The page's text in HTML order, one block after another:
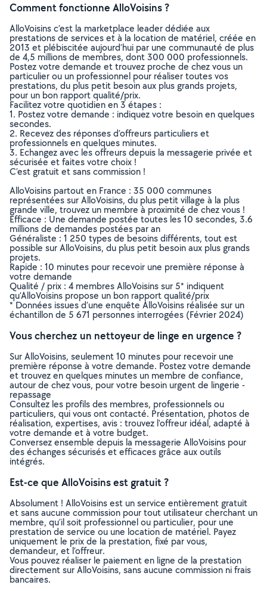
Comment fonctionne AlloVoisins ?
AlloVoisins c’est la marketplace leader dédiée aux
prestations de services et à la location de matériel, créée en
2013 et plébiscitée aujourd’hui par une communauté de plus
de 4,5 millions de membres, dont 300 000 professionnels.
Postez votre demande et trouvez proche de chez vous un
particulier ou un professionnel pour réaliser toutes vos
prestations, du plus petit besoin aux plus grands projets,
pour un bon rapport qualité/prix.
Facilitez votre quotidien en 3 étapes :
1. Postez votre demande : indiquez votre besoin en quelques
secondes.
2. Recevez des réponses d’offreurs particuliers et
professionnels en quelques minutes.
3. Echangez avec les offreurs depuis la messagerie privée et
sécurisée et faites votre choix !
C’est gratuit et sans commission !
AlloVoisins partout en France : 35 000 communes
représentées sur AlloVoisins, du plus petit village à la plus
grande ville, trouvez un membre à proximité de chez vous !
Efficace : Une demande postée toutes les 10 secondes, 3.6
millions de demandes postées par an
Généraliste : 1 250 types de besoins différents, tout est
possible sur AlloVoisins, du plus petit besoin aux plus grands
projets.
Rapide : 10 minutes pour recevoir une première réponse à
votre demande
Qualité / prix : 4 membres AlloVoisins sur 5* indiquent
qu’AlloVoisins propose un bon rapport qualité/prix
* Données issues d’une enquête AlloVoisins réalisée sur un
échantillon de 5 671 personnes interrogées (Février 2024)
Vous cherchez un nettoyeur de linge en urgence ?
Sur AlloVoisins, seulement 10 minutes pour recevoir une
première réponse à votre demande. Postez votre demande
et trouvez en quelques minutes un membre de confiance,
autour de chez vous, pour votre besoin urgent de lingerie -
repassage
Consultez les profils des membres, professionnels ou
particuliers, qui vous ont contacté. Présentation, photos de
réalisation, expertises, avis : trouvez l'offreur idéal, adapté à
votre demande et à votre budget.
Conversez ensemble depuis la messagerie AlloVoisins pour
des échanges sécurisés et efficaces grâce aux outils
intégrés.
Est-ce que AlloVoisins est gratuit ?
Absolument ! AlloVoisins est un service entièrement gratuit
et sans aucune commission pour tout utilisateur cherchant un
membre, qu’il soit professionnel ou particulier, pour une
prestation de service ou une location de matériel. Payez
uniquement le prix de la prestation, fixé par vous,
demandeur, et l’offreur.
Vous pouvez réaliser le paiement en ligne de la prestation
directement sur AlloVoisins, sans aucune commission ni frais
bancaires.